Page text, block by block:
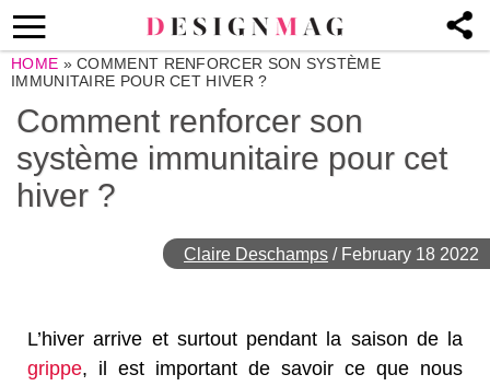
HOME »COMMENT RENFORCER SON SYSTÈME
IMMUNITAIRE POUR CET HIVER ?
Comment renforcer son
système immunitaire pour cet
hiver ?
Claire Deschamps / February 18 2022
L’hiver arrive et surtout pendant la saison de la
grippe, il est important de savoir ce que nous